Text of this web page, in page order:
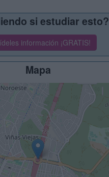
si estudiar esto?
información ¡GRATIS!
Mapa